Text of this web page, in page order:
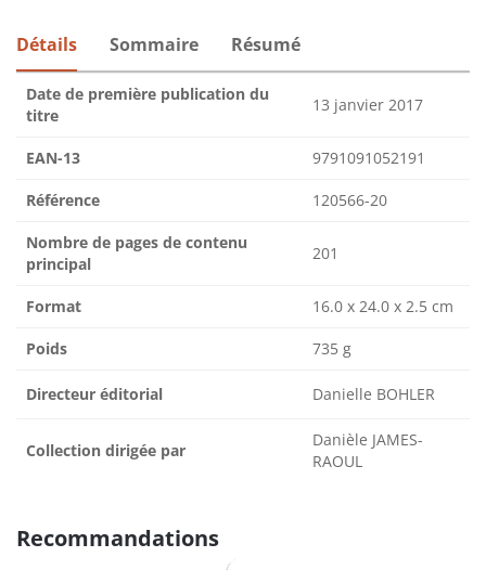
Détails Sommaire Résumé
Date de première publication du
titre
13 janvier 2017
EAN-13 9791091052191
Référence 120566-20
Nombre de pages de contenu
principal
201
Format 16.0 x 24.0 x 2.5 cm
Poids 735 g
Directeur éditorial Danielle BOHLER
Collection dirigée par
Danièle JAMES-
RAOUL
Recommandations